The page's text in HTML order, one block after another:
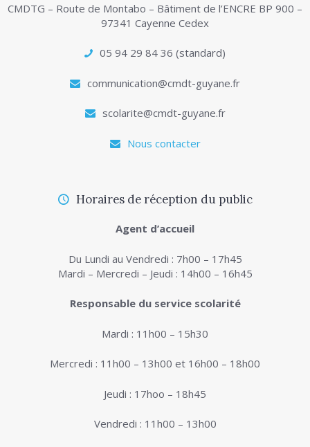
CMDTG – Route de Montabo – Bâtiment de l’ENCRE BP 900 –
97341 Cayenne Cedex
05 94 29 84 36 (standard)
communication@cmdt-guyane.fr
scolarite@cmdt-guyane.fr
Nous contacter
Horaires de réception du public
Agent d’accueil
Du Lundi au Vendredi : 7h00 – 17h45
Mardi – Mercredi – Jeudi : 14h00 – 16h45
Responsable du service scolarité
Mardi : 11h00 – 15h30
Mercredi : 11h00 – 13h00 et 16h00 – 18h00
Jeudi : 17hoo – 18h45
Vendredi : 11h00 – 13h00